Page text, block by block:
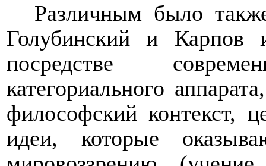
Различным было
Голубинский и Карпов
посредстве
категориального
философский контекст,
идеи, которые